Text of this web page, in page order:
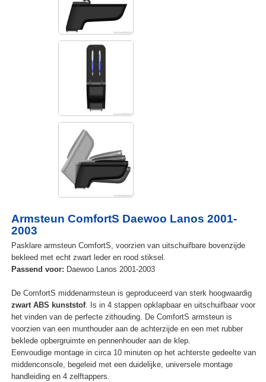
Armsteun ComfortS Daewoo Lanos 2001-
2003
Pasklare armsteun ComfortS, voorzien van uitschuifbare bovenzijde
bekleed met echt zwart leder en rood stiksel.
Passend voor: Daewoo Lanos 2001-2003
De ComfortS middenarmsteun is geproduceerd van sterk hoogwaardig
zwart ABS kunststof. Is in 4 stappen opklapbaar en uitschuifbaar voor
het vinden van de perfecte zithouding. De ComfortS armsteun is
voorzien van een munthouder aan de achterzijde en een met rubber
beklede opbergruimte en pennenhouder aan de klep.
Eenvoudige montage in circa 10 minuten op het achterste gedeelte van
middenconsole, begeleid met een duidelijke, universele montage
handleiding en 4 zelftappers.